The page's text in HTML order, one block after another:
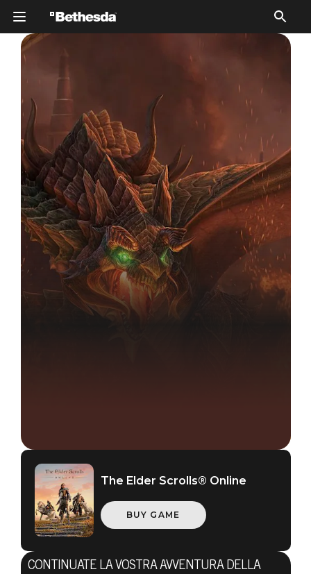
The Elder Scrolls Online
The Elder Scrolls® Online
BUY GAME
CONTINUATE LA VOSTRA AVVENTURA DELLA